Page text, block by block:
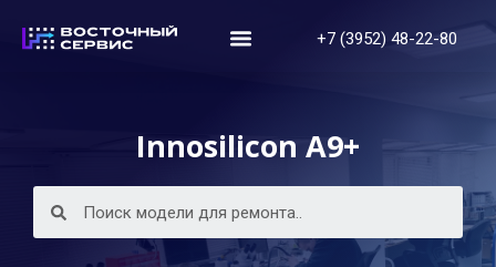
+7 (3952) 48-22-80
Innosilicon A9+